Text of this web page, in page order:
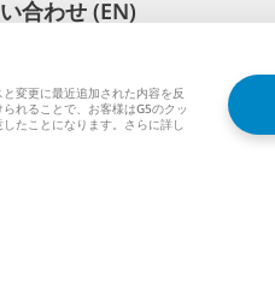
合わせ (EN)
© 2026 G5 Entertainment AB
リシー G5ストア利用規約
変更に最近追加された内容を反
れることで、お客様はG5のクッ
たことになります。さらに詳し